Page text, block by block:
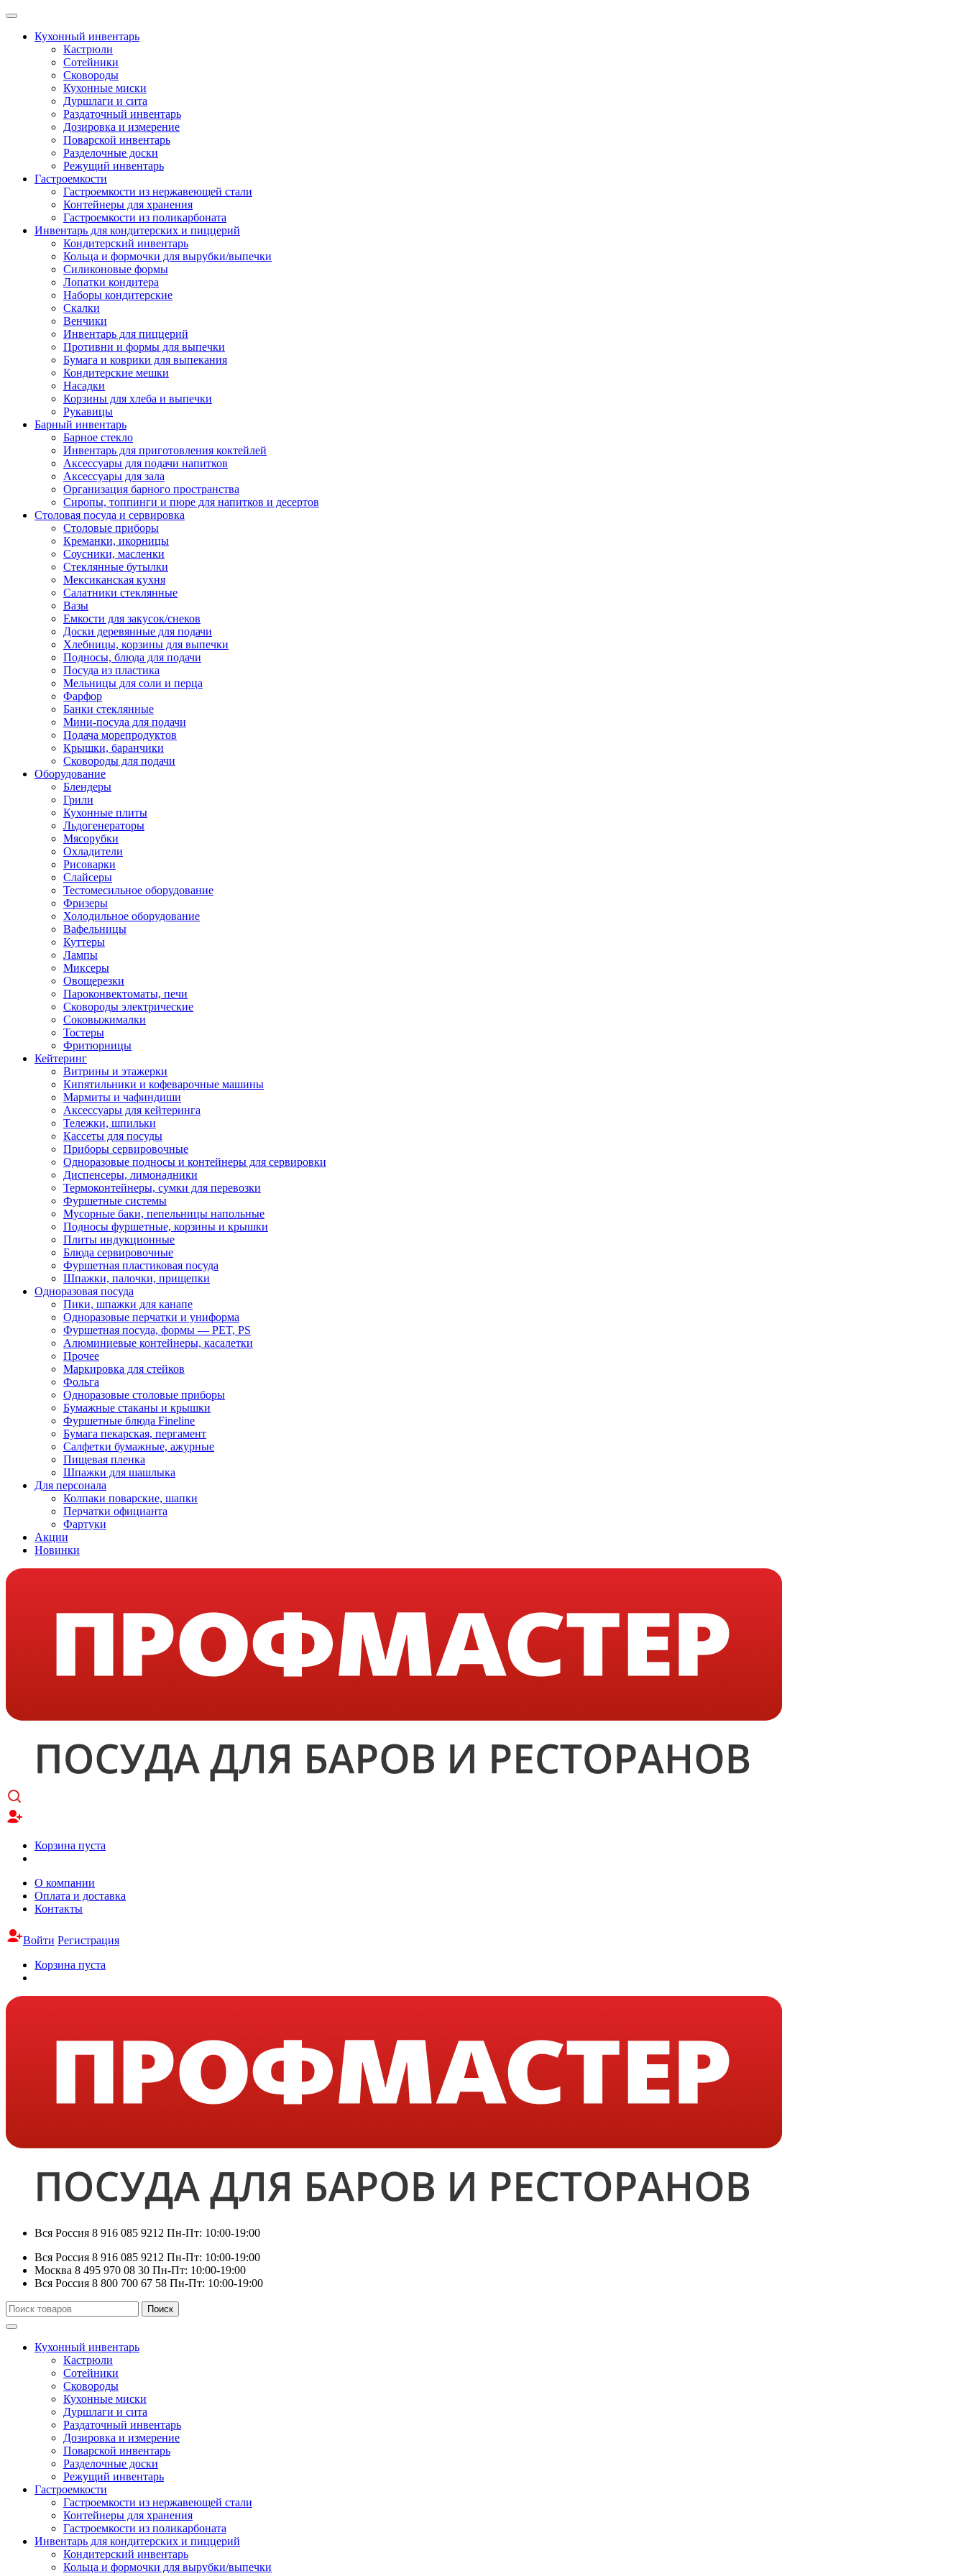
Skip
contentКухонный инвентарь
Кастрюли
Сотейники
Сковороды
Кухонные миски
Дуршлаги и сита
Раздаточный инвентарь
Дозировка и измерение
Поварской инвентарь
Разделочные доски
Режущий инвентарь
Гастроемкости
Гастроемкости из нержавеющей стали
Контейнеры для хранения
Гастроемкости из поликарбоната
Инвентарь для кондитерских и пиццерий
Кондитерский инвентарь
Кольца и формочки для вырубки/выпечки
Силиконовые формы
Лопатки кондитера
Наборы кондитерские
Скалки
Венчики
Инвентарь для пиццерий
Противни и формы для выпечки
Бумага и коврики для выпекания
Кондитерские мешки
Насадки
Корзины для хлеба и выпечки
Рукавицы
Барный инвентарь
Барное стекло
Инвентарь для приготовления коктейлей
Аксессуары для подачи напитков
Аксессуары для зала
Организация барного пространства
Сиропы, топпинги и пюре для напитков и десертов
Столовая посуда и сервировка
Столовые приборы
Креманки, икорницы
Соусники, масленки
Стеклянные бутылки
Мексиканская кухня
Салатники стеклянные
Вазы
Емкости для закусок/снеков
Доски деревянные для подачи
Хлебницы, корзины для выпечки
Подносы, блюда для подачи
Посуда из пластика
Мельницы для соли и перца
Фарфор
Банки стеклянные
Мини-посуда для подачи
Подача морепродуктов
Крышки, баранчики
Сковороды для подачи
Оборудование
Блендеры
Грили
Кухонные плиты
Льдогенераторы
Мясорубки
Охладители
Рисоварки
Слайсеры
Тестомесильное оборудование
Фризеры
Холодильное оборудование
Вафельницы
Куттеры
Лампы
Миксеры
Овощерезки
Пароконвектоматы, печи
Сковороды электрические
Соковыжималки
Тостеры
Фритюрницы
Кейтеринг
Витрины и этажерки
Кипятильники и кофеварочные машины
Мармиты и чафиндиши
Аксессуары для кейтеринга
Тележки, шпильки
Кассеты для посуды
Приборы сервировочные
Одноразовые подносы и контейнеры для сервировки
Диспенсеры, лимонадники
Термоконтейнеры, сумки для перевозки
Фуршетные системы
Мусорные баки, пепельницы напольные
Подносы фуршетные, корзины и крышки
Плиты индукционные
Блюда сервировочные
Фуршетная пластиковая посуда
Шпажки, палочки, прищепки
Одноразовая посуда
Пики, шпажки для канапе
Одноразовые перчатки и униформа
Фуршетная посуда, формы — PET, PS
Алюминиевые контейнеры, касалетки
Прочее
Маркировка для стейков
Фольга
Одноразовые столовые приборы
Бумажные стаканы и крышки
Фуршетные блюда Fineline
Бумага пекарская, пергамент
Салфетки бумажные, ажурные
Пищевая пленка
Шпажки для шашлыка
Для персонала
Колпаки поварские, шапки
Перчатки официанта
Фартуки
Акции
Новинки
Корзина пуста
О компании
Оплата и доставка
Контакты
Войти Регистрация
Корзина пуста
Вся Россия 8 916 085 9212 Пн-Пт: 10:00-19:00
Вся Россия 8 916 085 9212 Пн-Пт: 10:00-19:00
Москва 8 495 970 08 30 Пн-Пт: 10:00-19:00
Вся Россия 8 800 700 67 58 Пн-Пт: 10:00-19:00
Искать:
Поиск
Кухонный инвентарь
Кастрюли
Сотейники
Сковороды
Кухонные миски
Дуршлаги и сита
Раздаточный инвентарь
Дозировка и измерение
Поварской инвентарь
Разделочные доски
Режущий инвентарь
Гастроемкости
Гастроемкости из нержавеющей стали
Контейнеры для хранения
Гастроемкости из поликарбоната
Инвентарь для кондитерских и пиццерий
Кондитерский инвентарь
Кольца и формочки для вырубки/выпечки